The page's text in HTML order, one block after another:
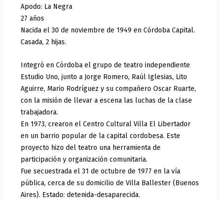
Apodo: La Negra
27 años
Nacida el 30 de noviembre de 1949 en Córdoba Capital.
Casada, 2 hijas.
Integró en Córdoba el grupo de teatro independiente
Estudio Uno, junto a Jorge Romero, Raúl Iglesias, Lito
Aguirre, Mario Rodríguez y su compañero Oscar Ruarte,
con la misión de llevar a escena las luchas de la clase
trabajadora.
En 1973, crearon el Centro Cultural Villa El Libertador
en un barrio popular de la capital cordobesa. Este
proyecto hizo del teatro una herramienta de
participación y organización comunitaria.
Fue secuestrada el 31 de octubre de 1977 en la vía
pública, cerca de su domicilio de Villa Ballester (Buenos
Aires). Estado: detenida-desaparecida.